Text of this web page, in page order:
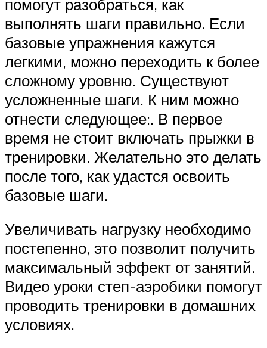
помогут разобраться, как
выполнять шаги правильно. Если
базовые упражнения кажутся
легкими, можно переходить к более
сложному уровню. Существуют
усложненные шаги. К ним можно
отнести следующее:. В первое
время не стоит включать прыжки в
тренировки. Желательно это делать
после того, как удастся освоить
базовые шаги.
Увеличивать нагрузку необходимо
постепенно, это позволит получить
максимальный эффект от занятий.
Видео уроки степ-аэробики помогут
проводить тренировки в домашних
условиях.